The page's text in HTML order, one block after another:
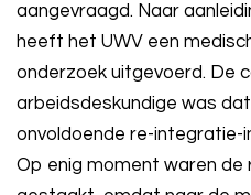
aangevraagd. Naar
heeft het UWV een
onderzoek uitgevoerd. De
arbeidsdeskundige was
onvoldoende re-integratie-
Op enig moment waren